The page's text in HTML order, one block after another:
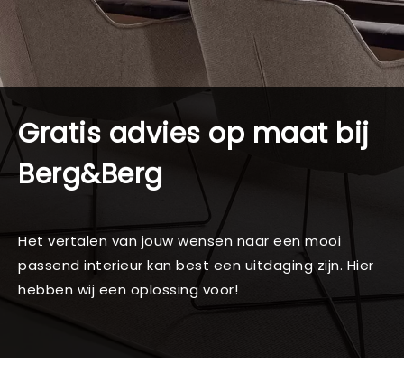
Gratis advies op maat bij
Berg&Berg
Het vertalen van jouw wensen naar een mooi
passend interieur kan best een uitdaging zijn. Hier
hebben wij een oplossing voor!